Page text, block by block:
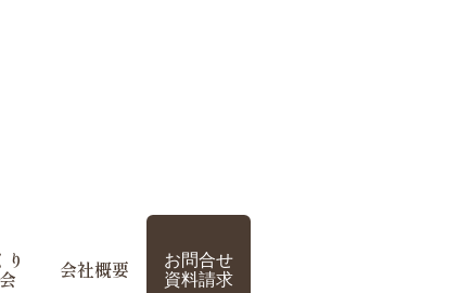
会社概要 お問合せ
資料請求